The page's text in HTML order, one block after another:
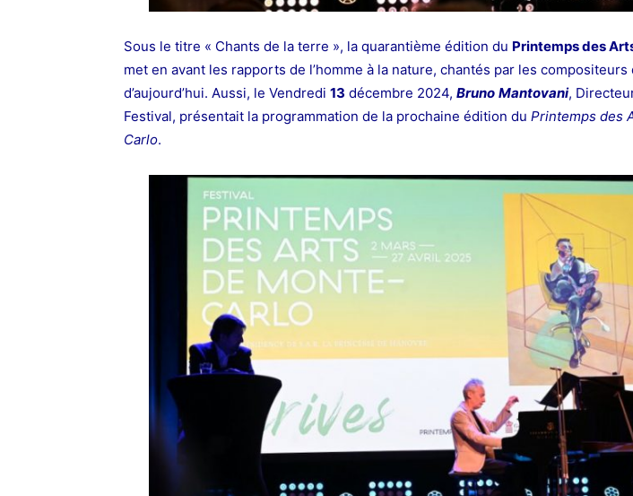
Sous le titre « Chants de la terre », la quarantième édition du Printemps des
met en avant les rapports de l’homme à la nature, chantés par les compositeurs
d’aujourd’hui. Aussi, le Vendredi 13 décembre 2024, Bruno Mantovani,
Festival, présentait la programmation de la prochaine édition du Printemps des
Carlo.